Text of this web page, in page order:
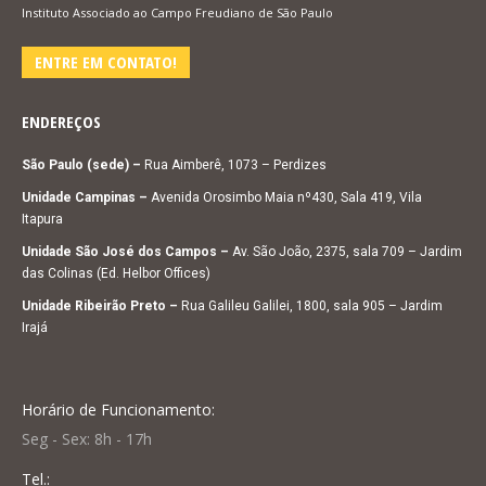
Instituto Associado ao Campo Freudiano de São Paulo
ENTRE EM CONTATO!
ENDEREÇOS
São Paulo (sede) – Rua Aimberê, 1073 – Perdizes
Unidade Campinas – Avenida Orosimbo Maia nº430, Sala 419, Vila
Itapura
Unidade São José dos Campos – Av. São João, 2375, sala 709 – Jardim
das Colinas (Ed. Helbor Offices)
Unidade Ribeirão Preto – Rua Galileu Galilei, 1800, sala 905 – Jardim
Irajá
Horário de Funcionamento:
Seg - Sex: 8h - 17h
Tel.: